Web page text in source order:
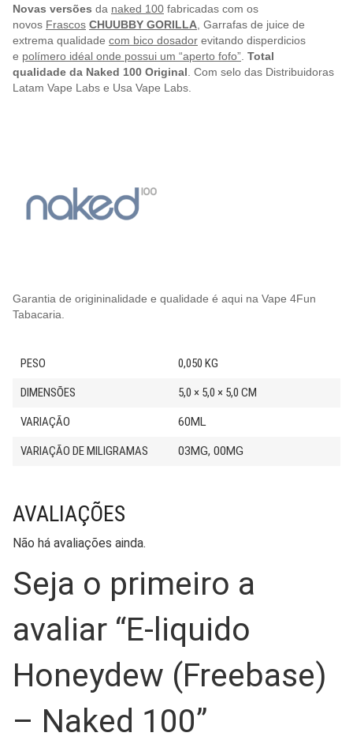
Novas versões da naked 100 fabricadas com os
novos Frascos CHUUBBY GORILLA , Garrafas de juice de
extrema qualidade com bico dosador evitando disperdicios
e polímero idéal onde possui um “aperto fofo” Total
qualidade da Naked 100 Original . Com selo das Distribuidoras
Latam Vape Labs e Usa Vape Labs.
Garantia de origininalidade e qualidade é aqui na Vape 4Fun
Tabacaria.
PESO 0,050 KG
DIMENSÕES 5,0 × 5,0 × 5,0 CM
VARIAÇÃO 60ML
VARIAÇÃO DE MILIGRAMAS 03MG, 00MG
AVALIAÇÕES
Não há avaliações ainda.
Seja o primeiro a
avaliar “E-liquido
Honeydew (Freebase)
– Naked 100”